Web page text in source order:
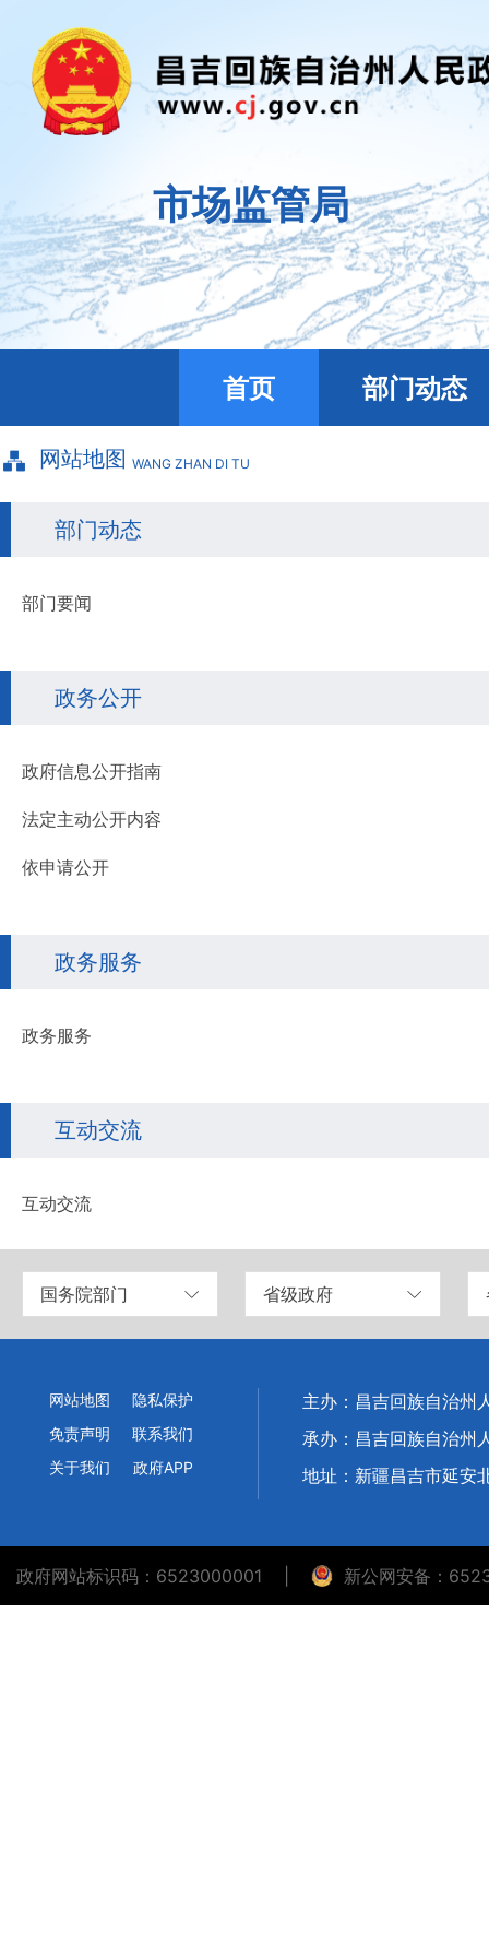
市场监管局
首页 部门动态
网站地图 WANG ZHAN DI TU
部门动态
部门要闻
政务公开
政府信息公开指南
法定主动公开内容
依申请公开
政务服务
政务服务
互动交流
互动交流
国务院部门 省级政府
网站地图
隐私保护
免责声明
联系我们
关于我们
政府APP
主办：昌吉回族自治州
承办：昌吉回族自治州
地址：新疆昌吉市延安
政府网站标识码：6523000001 新公网安备：